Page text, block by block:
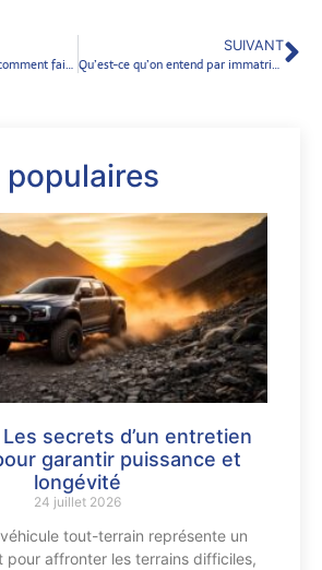
Mettre à jour son GPS : comment faire ?
SUIVANT
Qu’est-ce qu’on entend par immatriculation suspendue ?
secrets d’un entretien
garantir puissance et
longévité
24 juillet 2026
tout-terrain représente un
pour affronter les terrains difficiles,